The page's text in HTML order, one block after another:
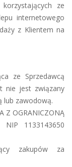
ze
internetowego
z Klientem na
ze Sprzedawcą
nie jest związany
lub zawodową.
Z OGRANICZONĄ
NIP 1133143650
zakupów za